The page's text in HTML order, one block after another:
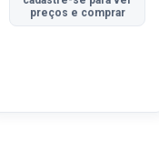
preços e comprar